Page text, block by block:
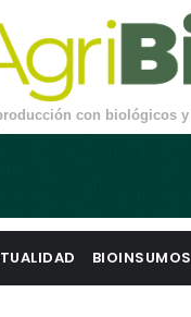
con biológicos y
BIOINSUMOS